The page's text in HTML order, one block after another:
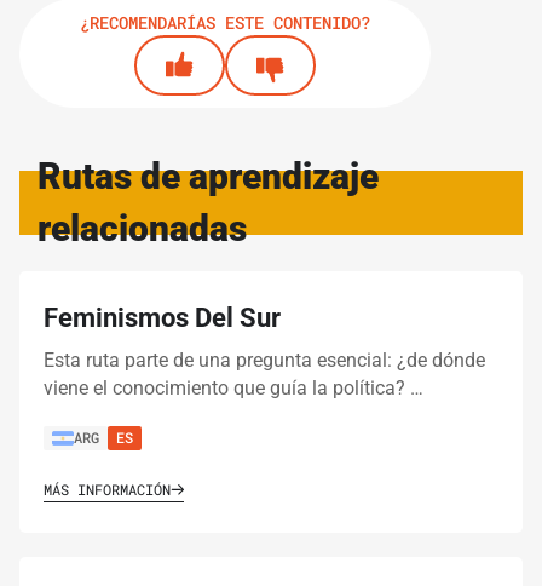
¿RECOMENDARÍAS ESTE CONTENIDO?
Rutas de aprendizaje
relacionadas
Feminismos Del Sur
Esta ruta parte de una pregunta esencial: ¿de dónde
viene el conocimiento que guía la política? …
ARG ES
MÁS INFORMACIÓN